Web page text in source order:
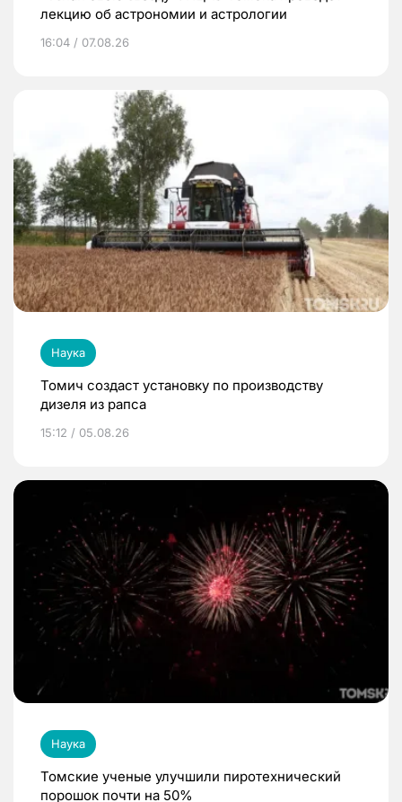
лекцию об астрономии и астрологии
16:04 / 07.08.26
Наука
Томич создаст установку по производству
дизеля из рапса
15:12 / 05.08.26
Наука
Томские ученые улучшили пиротехнический
порошок почти на 50%